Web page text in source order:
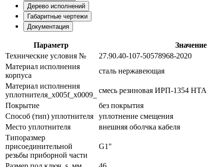
Дерево исполнений
Габаритные чертежи
Документация
Параметр
Значение
Технические условия №
27.90.40-107-50578968-2020
Материал исполнения
корпуса
сталь нержавеющая
Материал исполнения
уплотнителя_x005f_x0009_
смесь резиновая ИРП-1354 НТА
Покрытие
без покрытия
Способ (тип) уплотнителя
уплотнение смещения
Место уплотнителя
внешняя оболчка кабеля
Типоразмер
присоединительной
резьбы приборной части
G1"